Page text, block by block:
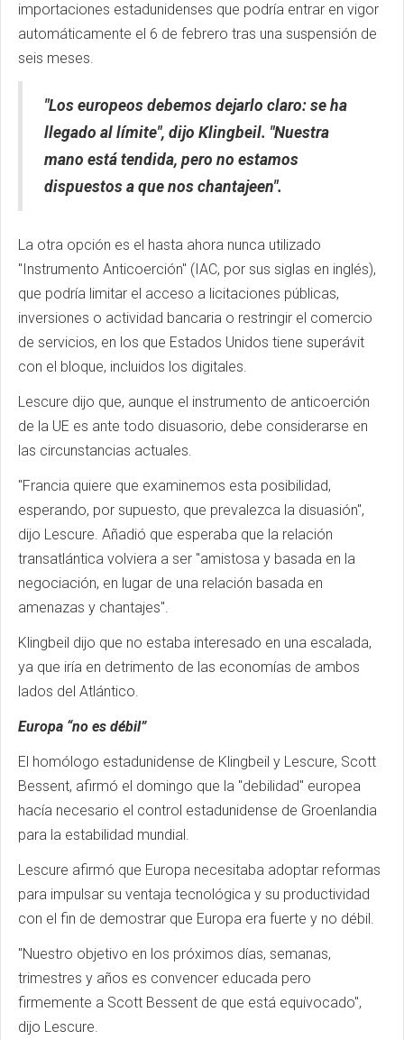
importaciones estadunidenses que podría entrar en vigor
automáticamente el 6 de febrero tras una suspensión de
seis meses.
"Los europeos debemos dejarlo claro: se ha
llegado al límite", dijo Klingbeil. "Nuestra
mano está tendida, pero no estamos
dispuestos a que nos chantajeen".
La otra opción es el hasta ahora nunca utilizado
"Instrumento Anticoerción" (IAC, por sus siglas en inglés),
que podría limitar el acceso a licitaciones públicas,
inversiones o actividad bancaria o restringir el comercio
de servicios, en los que Estados Unidos tiene superávit
con el bloque, incluidos los digitales.
Lescure dijo que, aunque el instrumento de anticoerción
de la UE es ante todo disuasorio, debe considerarse en
las circunstancias actuales.
"Francia quiere que examinemos esta posibilidad,
esperando, por supuesto, que prevalezca la disuasión",
dijo Lescure. Añadió que esperaba que la relación
transatlántica volviera a ser "amistosa y basada en la
negociación, en lugar de una relación basada en
amenazas y chantajes".
Klingbeil dijo que no estaba interesado en una escalada,
ya que iría en detrimento de las economías de ambos
lados del Atlántico.
Europa “no es débil”
El homólogo estadunidense de Klingbeil y Lescure, Scott
Bessent, afirmó el domingo que la "debilidad" europea
hacía necesario el control estadunidense de Groenlandia
para la estabilidad mundial.
Lescure afirmó que Europa necesitaba adoptar reformas
para impulsar su ventaja tecnológica y su productividad
con el fin de demostrar que Europa era fuerte y no débil.
"Nuestro objetivo en los próximos días, semanas,
trimestres y años es convencer educada pero
firmemente a Scott Bessent de que está equivocado",
dijo Lescure.